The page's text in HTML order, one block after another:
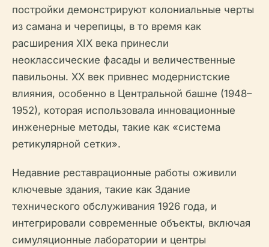
постройки демонстрируют колониальные черты
из самана и черепицы, в то время как
расширения XIX века принесли
неоклассические фасады и величественные
павильоны. XX век привнес модернистские
влияния, особенно в Центральной башне (1948–
1952), которая использовала инновационные
инженерные методы, такие как «система
ретикулярной сетки».
Недавние реставрационные работы оживили
ключевые здания, такие как Здание
технического обслуживания 1926 года, и
интегрировали современные объекты, включая
симуляционные лаборатории и центры